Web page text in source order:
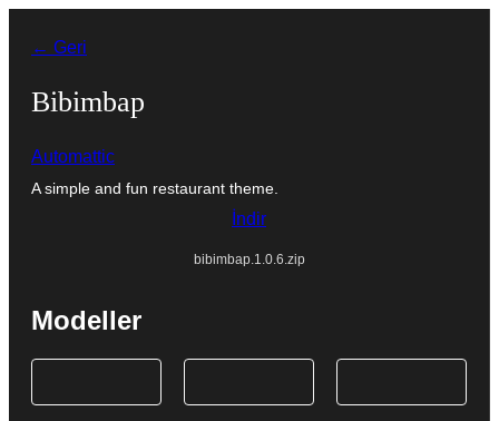
geç
← Geri
Bibimbap
Automattic
A simple and fun restaurant theme.
İndir
bibimbap.1.0.6.zip
Modeller